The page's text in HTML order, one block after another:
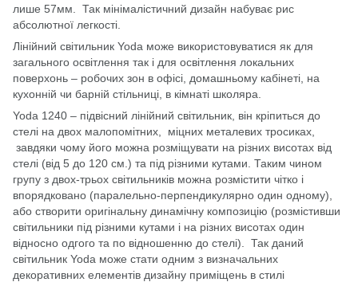
лише 57мм. Так мінімалістичний дизайн набуває рис
абсолютної легкості.
Лінійний світильник Yoda може використовуватися як для
загального освітлення так і для освітлення локальних
поверхонь – робочих зон в офісі, домашньому кабінеті, на
кухонній чи барній стільниці, в кімнаті школяра.
Yoda 1240 – підвісний лінійний світильник, він кріпиться до
стелі на двох малопомітних, міцних металевих тросиках,
завдяки чому його можна розміщувати на різних висотах від
стелі (від 5 до 120 см.) та під різними кутами. Таким чином
групу з двох-трьох світильників можна розмістити чітко і
впорядковано (паралельно-перпендикулярно один одному),
або створити оригінальну динамічну композицію (розмістивши
світильники під різними кутами і на різних висотах один
відносно одгого та по відношенню до стелі). Так даний
світильник Yoda може стати одним з визначальних
декоративних елементів дизайну приміщень в стилі